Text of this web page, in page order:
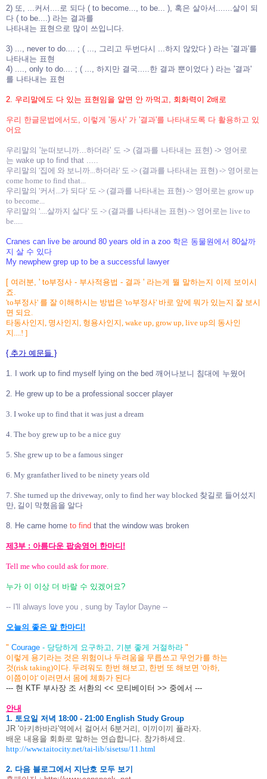
2) 또, ...커서....로 되다 ( to become..., to be... ), 혹은 살아서.......살이 되
다 ( to be....) 라는 결과를
나타내는 표현으로 많이 쓰입니다.
3) ..., never to do.... ; ( ..., 그리고 두번다시 ...하지 않았다 ) 라는 '결과'를
나타내는 표현
4) ...., only to do.... ; ( ..., 하지만 결국.....한 결과 뿐이었다 ) 라는 '결과'
를 나타내는 표현
2. 우리말에도 다 있는 표현임을 알면 안 까먹고, 회화력이 2배로
우리 한글문법에서도, 이렇게 '동사' 가 '결과'를 나타내도록 다 활용하고 있
어요
우리말의 '눈떠보니까...하더라' 도 -> (결과를 나타내는 표현) -> 영어로
는 wake up to find that .....
우리말의 '집에 와 보니까...하더라' 도 -> (결과를 나타내는 표현) -> 영어로는
come home to find that...
우리말의 '커서...가 되다' 도 -> (결과를 나타내는 표현) -> 영어로는 grow up
to become...
우리말의 '....살까지 살다' 도 -> (결과를 나타내는 표현) -> 영어로는 live to
be.....
Cranes can live be around 80 years old in a zoo 학은 동물원에서 80살까
지 살 수 있다
My newphew grep up to be a successful lawyer
[ 여러분, ' to부정사 - 부사적용법 - 결과 ' 라는게 뭘 말하는지 이제 보이시
죠.
'to부정사' 를 잘 이해하시는 방법은 'to부정사' 바로 앞에 뭐가 있는지 잘 보시
면 되요.
타동사인지, 명사인지, 형용사인지, wake up, grow up, live up의 동사인
지....! ]
{ 추가 예문들 }
1. I work up to find myself lying on the bed 깨어나보니 침대에 누웠어
2. He grew up to be a professional soccer player
3. I woke up to find that it was just a dream
4. The boy grew up to be a nice guy
5. She grew up to be a famous singer
6. My granfather lived to be ninety years old
7. She turned up the driveway, only to find her way blocked 찾길로 들어섰지
만, 길이 막혔음을 알다
8. He came home to find that the window was broken
제3부 : 아름다운 팝송영어 한마디!
Tell me who could ask for more.
누가 이 이상 더 바랄 수 있겠어요?
-- I'll always love you , sung by Taylor Dayne --
오늘의 좋은 말 한마디!
" Courage - 당당하게 요구하고, 기분 좋게 거절하라 "
이렇게 용기라는 것은 위험이나 두려움을 무릅쓰고 무언가를 하는
것(risk taking)이다. 두려워도 한번 해보고, 한번 또 해보면 '아하,
이쯤이야' 이러면서 몸에 체화가 된다
--- 현 KTF 부사장 조 서환의 << 모티베이터 >> 중에서 ---
안내
1. 토요일 저녁 18:00 - 21:00 English Study Group
JR '아키하바라'역에서 걸어서 6분거리, 이끼이끼 플라자.
배운 내용을 회화로 말하는 연습합니다. 참가하세요.
http://www.taitocity.net/tai-lib/sisetsu/11.html
2. 다음 블로그에서 지난호 모두 보기